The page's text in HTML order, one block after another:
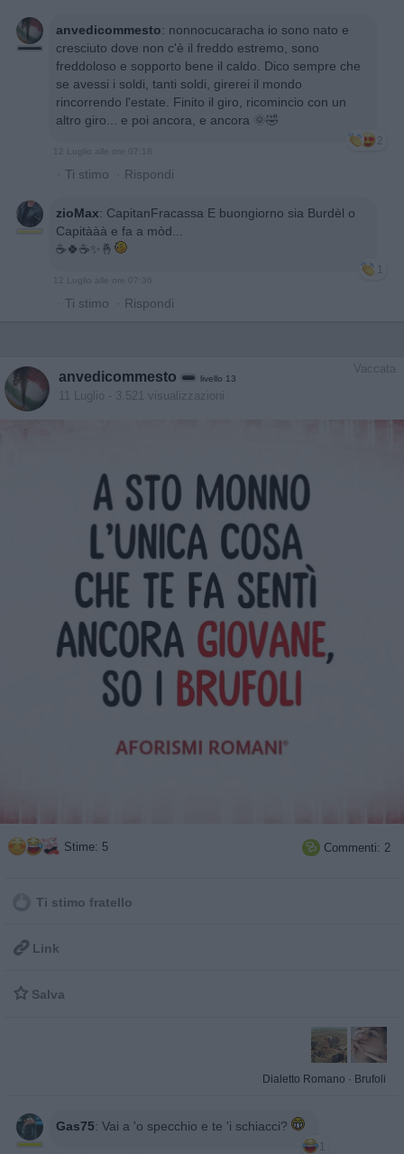
anvedicommesto: nonnocucaracha io sono nato e
cresciuto dove non c'è il freddo estremo, sono
freddoloso e sopporto bene il caldo. Dico sempre che
se avessi i soldi, tanti soldi, girerei il mondo
rincorrendo l'estate. Finito il giro, ricomincio con un
altro giro... e poi ancora, e ancora 🌞🤣
2
12 Luglio alle ore 07:18
· Ti stimo · Rispondi
zioMax: CapitanFracassa E buongiorno sia Burdèl o
Capitààà e fa a mòd...
☕️🍀☕️✨️🤞
1
12 Luglio alle ore 07:36
· Ti stimo · Rispondi
Vaccata
anvedicommesto livello 13
11 Luglio - 3.521 visualizzazioni
Stime: 5  Commenti: 2
Ti stimo fratello
 Link
 Salva
Dialetto Romano · Brufoli
Gas75: Vai a 'o specchio e te 'i schiacci?
1